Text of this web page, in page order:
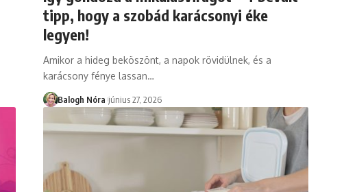
tipp, hogy a szobád karácsonyi éke
legyen!
Amikor a hideg beköszönt, a napok rövidülnek, és a
karácsony fénye lassan…
Balogh Nóra június 27, 2026